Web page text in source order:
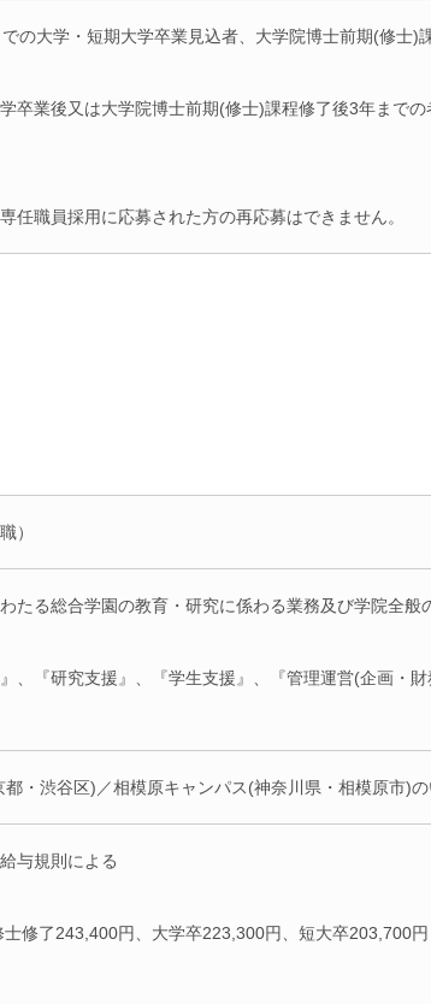
での大学・短期大学卒業見込者、大学院博士前期(修士)
学卒業後又は大学院博士前期(修士)課程修了後3年まで
任職員採用に応募された方の再応募はできません。
）
たる総合学園の教育・研究に係わる業務及び学院全般
、『研究支援』、『学生支援』、『管理運営(企画・
・渋谷区)／相模原キャンパス(神奈川県・相模原市)
与規則による
修了243,400円、大学卒223,300円、短大卒203,700円